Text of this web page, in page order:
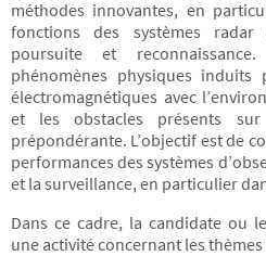
méthodes innovantes, en
fonctions des systèmes
poursuite et
phénomènes physiques induits
électromagnétiques avec
et les obstacles présents
prépondérante. L’objectif est de
performances des systèmes
et la surveillance, en particulier
Dans ce cadre, la candidate ou
une activité concernant les thèmes